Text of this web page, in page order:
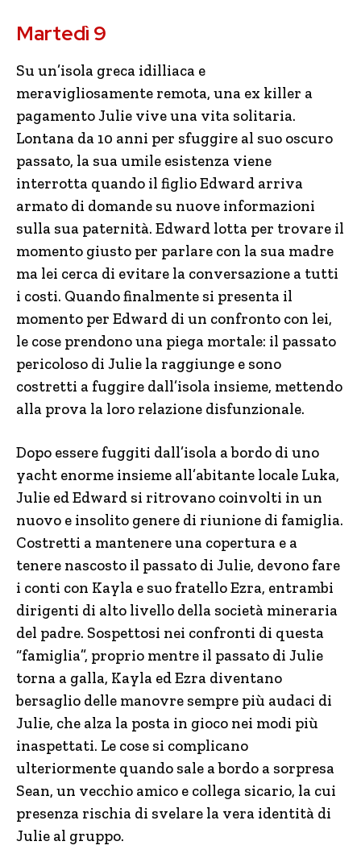
Martedì 9
Su un’isola greca idilliaca e
meravigliosamente remota, una ex killer a
pagamento Julie vive una vita solitaria.
Lontana da 10 anni per sfuggire al suo oscuro
passato, la sua umile esistenza viene
interrotta quando il figlio Edward arriva
armato di domande su nuove informazioni
sulla sua paternità. Edward lotta per trovare il
momento giusto per parlare con la sua madre
ma lei cerca di evitare la conversazione a tutti
i costi. Quando finalmente si presenta il
momento per Edward di un confronto con lei,
le cose prendono una piega mortale: il passato
pericoloso di Julie la raggiunge e sono
costretti a fuggire dall’isola insieme, mettendo
alla prova la loro relazione disfunzionale.
Dopo essere fuggiti dall’isola a bordo di uno
yacht enorme insieme all’abitante locale Luka,
Julie ed Edward si ritrovano coinvolti in un
nuovo e insolito genere di riunione di famiglia.
Costretti a mantenere una copertura e a
tenere nascosto il passato di Julie, devono fare
i conti con Kayla e suo fratello Ezra, entrambi
dirigenti di alto livello della società mineraria
del padre. Sospettosi nei confronti di questa
“famiglia”, proprio mentre il passato di Julie
torna a galla, Kayla ed Ezra diventano
bersaglio delle manovre sempre più audaci di
Julie, che alza la posta in gioco nei modi più
inaspettati. Le cose si complicano
ulteriormente quando sale a bordo a sorpresa
Sean, un vecchio amico e collega sicario, la cui
presenza rischia di svelare la vera identità di
Julie al gruppo.